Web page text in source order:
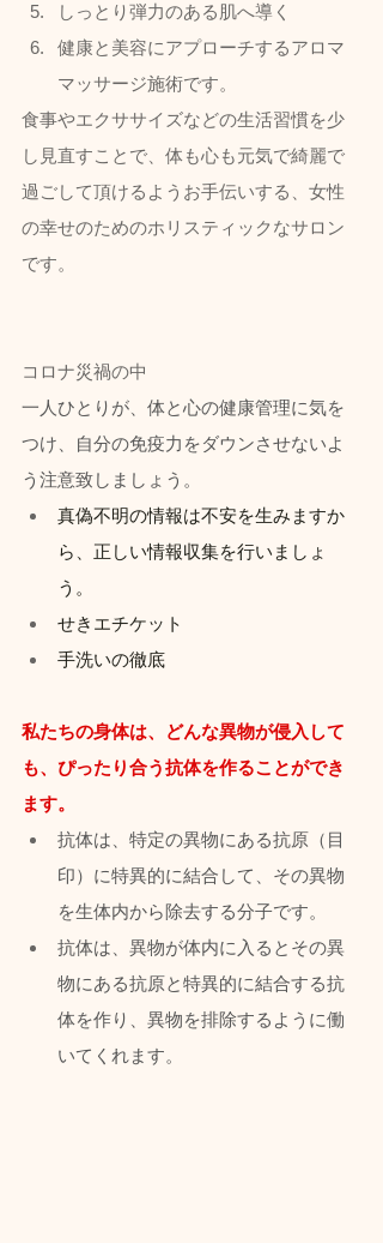
しっとり弾力のある肌へ導く
健康と美容にアプローチするアロマ
マッサージ施術です。
食事やエクササイズなどの生活習慣を少
し見直すことで、体も心も元気で綺麗で
過ごして頂けるようお手伝いする、女性
の幸せのためのホリスティックなサロン
です。
コロナ災禍の中
一人ひとりが、体と心の健康管理に気を
つけ、自分の免疫力をダウンさせないよ
う注意致しましょう。
真偽不明の情報は不安を生みますか
ら、正しい情報収集を行いましょ
う。
せきエチケット
手洗いの徹底
私たちの身体は、どんな異物が侵入して
も、ぴったり合う抗体を作ることができ
ます。
抗体は、特定の異物にある抗原（目
印）に特異的に結合して、その異物
を生体内から除去する分子です。
抗体は、異物が体内に入るとその異
物にある抗原と特異的に結合する抗
体を作り、異物を排除するように働
いてくれます。